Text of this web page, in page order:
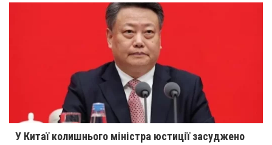
У Китаї колишнього міністра юстиції засуджено